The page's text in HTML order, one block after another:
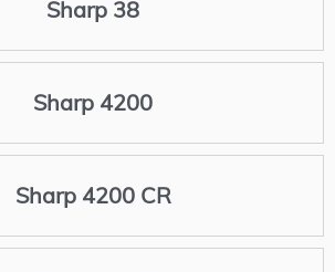
Sharp 38
Sharp 4200
Sharp 4200 CR